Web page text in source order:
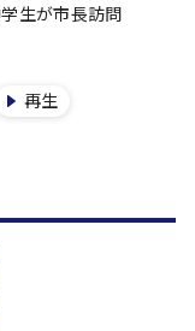
生が市長訪問
再生